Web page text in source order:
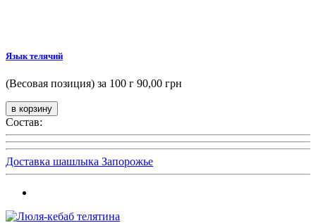
Язык телячий
(Весовая позиция) за 100 г 90,00 грн
Состав:
Доставка шашлыка Запорожье